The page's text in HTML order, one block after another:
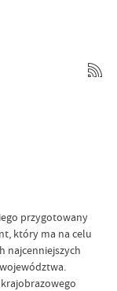
przygotowany
który ma na celu
najcenniejszych